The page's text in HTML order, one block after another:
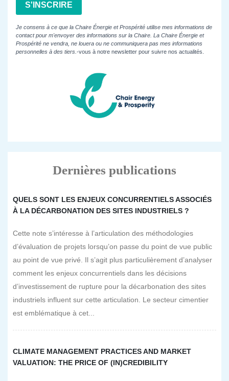
S'INSCRIRE
Je consens à ce que la Chaire Énergie et Prospérité utilise mes informations de
contact pour m'envoyer des informations sur la Chaire. La Chaire Énergie et
Prospérité ne vendra, ne louera ou ne communiquera pas mes informations
personnelles à des tiers. -vous à notre newsletter pour suivre nos actualités.
Dernières publications
QUELS SONT LES ENJEUX CONCURRENTIELS ASSOCIÉS
À LA DÉCARBONATION DES SITES INDUSTRIELS ?
Cette note s’intéresse à l’articulation des méthodologies
d’évaluation de projets lorsqu’on passe du point de vue public
au point de vue privé. Il s’agit plus particulièrement d’analyser
comment les enjeux concurrentiels dans les décisions
d’investissement de rupture pour la décarbonation des sites
industriels influent sur cette articulation. Le secteur cimentier
est emblématique à cet...
CLIMATE MANAGEMENT PRACTICES AND MARKET
VALUATION: THE PRICE OF (IN)CREDIBILITY